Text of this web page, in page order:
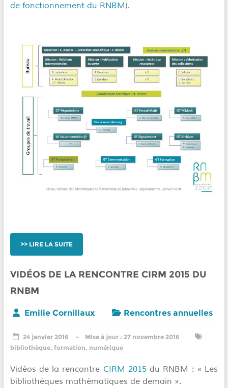
de fonctionnement du RNBM).
LIRE LA SUITE
VIDÉOS DE LA RENCONTRE CIRM 2015 DU
RNBM
Emilie Cornillaux Rencontres annuelles
24 janvier 2016
27 novembre 2016
bibliothèque, formation, numérique
Vidéos de la rencontre CIRM 2015 du RNBM : « Les
bibliothèques mathématiques de demain ».